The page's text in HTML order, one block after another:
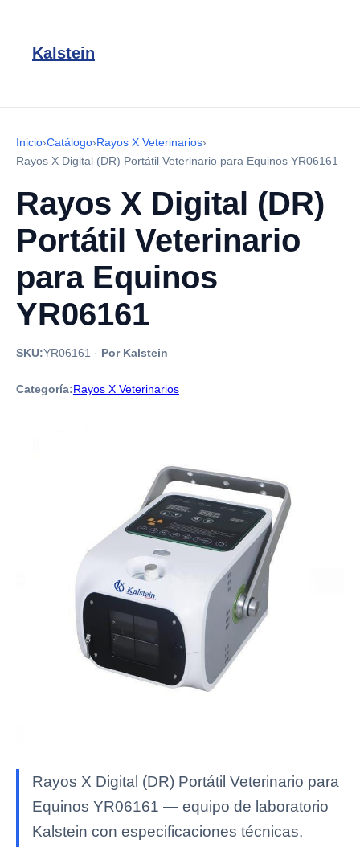
Kalstein
Inicio›Catálogo›Rayos X Veterinarios›
Rayos X Digital (DR) Portátil Veterinario para Equinos YR06161
Rayos X Digital (DR)
Portátil Veterinario
para Equinos
YR06161
SKU:YR06161 · Por Kalstein
Categoría:Rayos X Veterinarios
Rayos X Digital (DR) Portátil Veterinario para
Equinos YR06161 — equipo de laboratorio
Kalstein con especificaciones técnicas,